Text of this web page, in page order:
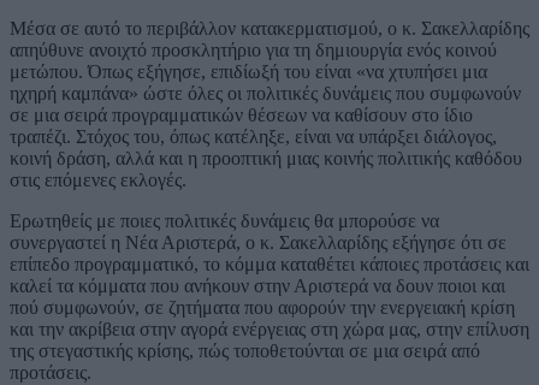
Μέσα σε αυτό το περιβάλλον κατακερματισμού, ο κ. Σακελλαρίδης
απηύθυνε ανοιχτό προσκλητήριο για τη δημιουργία ενός κοινού
μετώπου. Όπως εξήγησε, επιδίωξή του είναι «να χτυπήσει μια
ηχηρή καμπάνα» ώστε όλες οι πολιτικές δυνάμεις που συμφωνούν
σε μια σειρά προγραμματικών θέσεων να καθίσουν στο ίδιο
τραπέζι. Στόχος του, όπως κατέληξε, είναι να υπάρξει διάλογος,
κοινή δράση, αλλά και η προοπτική μιας κοινής πολιτικής καθόδου
στις επόμενες εκλογές.
Ερωτηθείς με ποιες πολιτικές δυνάμεις θα μπορούσε να
συνεργαστεί η Νέα Αριστερά, ο κ. Σακελλαρίδης εξήγησε ότι σε
επίπεδο προγραμματικό, το κόμμα καταθέτει κάποιες προτάσεις και
καλεί τα κόμματα που ανήκουν στην Αριστερά να δουν ποιοι και
πού συμφωνούν, σε ζητήματα που αφορούν την ενεργειακή κρίση
και την ακρίβεια στην αγορά ενέργειας στη χώρα μας, στην επίλυση
της στεγαστικής κρίσης, πώς τοποθετούνται σε μια σειρά από
προτάσεις.